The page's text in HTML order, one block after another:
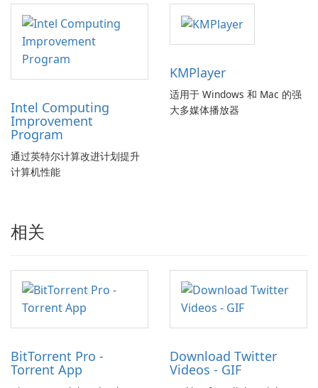
Intel Computing
Improvement
Program
通过英特尔计算改进计划提升
计算机性能
KMPlayer
适用于 Windows 和 Mac 的强
大多媒体播放器
相关
BitTorrent Pro -
Torrent App
Download Twitter
Videos - GIF